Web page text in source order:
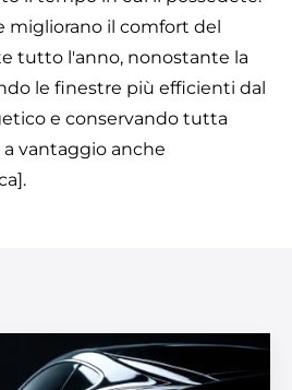
migliorano il comfort del
tutto l'anno, nonostante la
le finestre più efficienti dal
e conservando tutta
vantaggio anche